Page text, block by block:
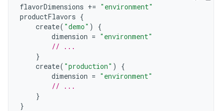
flavorDimensions += "environment"
productFlavors {
create( "demo" )
{
dimension = "environment"
// ...
}
create( "production" )
{
dimension = "environment"
// ...
}
}